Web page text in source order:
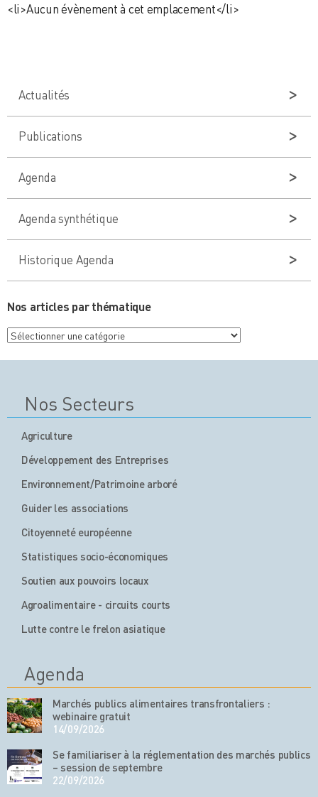
<li>Aucun évènement à cet emplacement</li>
Actualités
Publications
Agenda
Agenda synthétique
Historique Agenda
Nos articles par thématique
Nos
articles
Nos Secteurs
Agriculture
Développement des Entreprises
Environnement/Patrimoine arboré
Guider les associations
Citoyenneté européenne
Statistiques socio-économiques
Soutien aux pouvoirs locaux
Agroalimentaire - circuits courts
Lutte contre le frelon asiatique
Agenda
Marchés publics alimentaires transfrontaliers :
webinaire gratuit
14/09/2026
Se familiariser à la réglementation des marchés publics
– session de septembre
22/09/2026